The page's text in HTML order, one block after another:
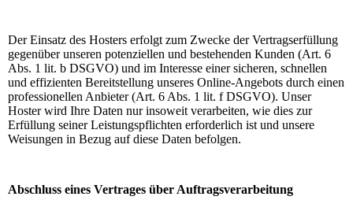
Der Einsatz des Hosters erfolgt zum Zwecke der Vertragserfüllung
gegenüber unseren potenziellen und bestehenden Kunden (Art. 6
Abs. 1 lit. b DSGVO) und im Interesse einer sicheren, schnellen
und effizienten Bereitstellung unseres Online-Angebots durch einen
professionellen Anbieter (Art. 6 Abs. 1 lit. f DSGVO). Unser
Hoster wird Ihre Daten nur insoweit verarbeiten, wie dies zur
Erfüllung seiner Leistungspflichten erforderlich ist und unsere
Weisungen in Bezug auf diese Daten befolgen.
Abschluss eines Vertrages über Auftragsverarbeitung